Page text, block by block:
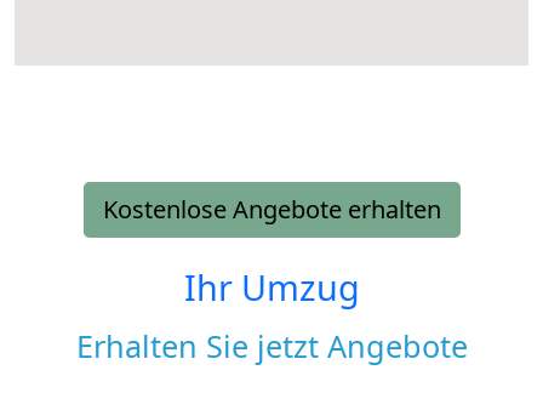
Kostenlose Angebote erhalten
Ihr Umzug
Erhalten Sie jetzt Angebote